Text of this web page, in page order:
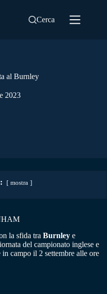
Cerca
al Burnley
2023
mostra
la sfida tra Burnley e
del campionato inglese e
campo il 2 settembre alle ore